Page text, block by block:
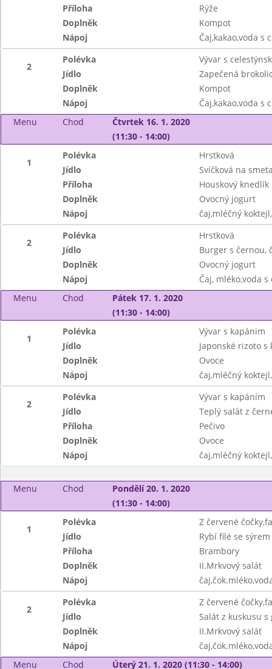
Příloha
Rýže
Doplněk
Kompot
Nápoj
Čaj,kakao,voda s
2
Polévka
Vývar s
Jídlo
Zapečená
Doplněk
Kompot
Nápoj
Čaj,kakao,voda s
Menu
Chod
Čtvrtek 16. 1. 2020
(11:30 - 14:00)
1
Polévka
Hrstková
Jídlo
Svíčková na
Příloha
Houskový knedlík
Doplněk
Ovocný jogurt
Nápoj
čaj,mléčný
2
Polévka
Hrstková
Jídlo
Burger s černou,
Doplněk
Ovocný jogurt
Nápoj
Čaj, mléko,voda
Menu
Chod
Pátek 17. 1. 2020
(11:30 - 14:00)
1
Polévka
Vývar s kapánim
Jídlo
Japonské rizoto
Doplněk
Ovoce
Nápoj
čaj,mléčný
2
Polévka
Vývar s kapáním
Jídlo
Teplý salát z
Příloha
Pečivo
Doplněk
Ovoce
Nápoj
čaj,mléčný
Menu Chod
Pondělí 20. 1. 2020
(11:30 - 14:00)
1
Polévka
Z červené
Jídlo
Rybí filé se sýrem
Příloha
Brambory
Doplněk
II.Mrkvový salát
Nápoj
2
Polévka
Z červené
Jídlo
Salát z kuskusu
Doplněk
II.Mrkvový salát
Nápoj
Menu
Chod Úterý 21. 1. 2020 (11:30 - 14:00)